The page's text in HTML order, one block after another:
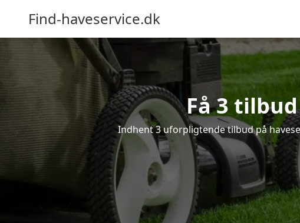
Find-haveservice.dk
Få 3
Indhent 3 uforpligtende tilbud på